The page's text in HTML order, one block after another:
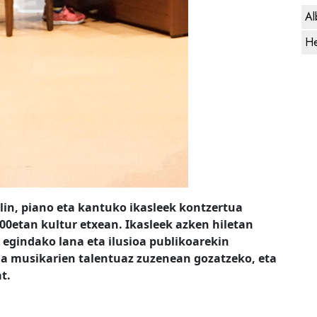
piano eta kantuko ikasleek kontzertua
kultur etxean. Ikasleek azken hiletan
lana eta ilusioa publikoarekin
musikarien talentuaz zuzenean gozatzeko, eta